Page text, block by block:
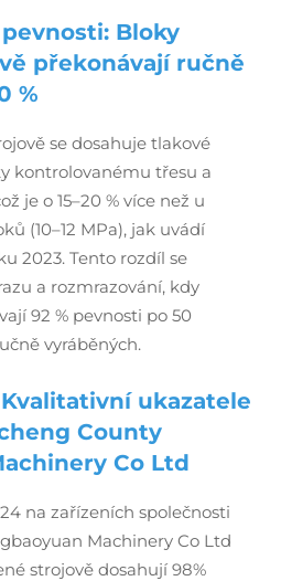
Bloky
překonávají ručně
%
se dosahuje tlakové
kontrolovanému třesu a
je o 15–20 % více než u
(10–12 MPa), jak uvádí
2023. Tento rozdíl se
a rozmrazování, kdy
92 % pevnosti po 50
vyráběných.
ukazatele
County
Co Ltd
na zařízeních společnosti
Machinery Co Ltd
strojově dosahují 98%